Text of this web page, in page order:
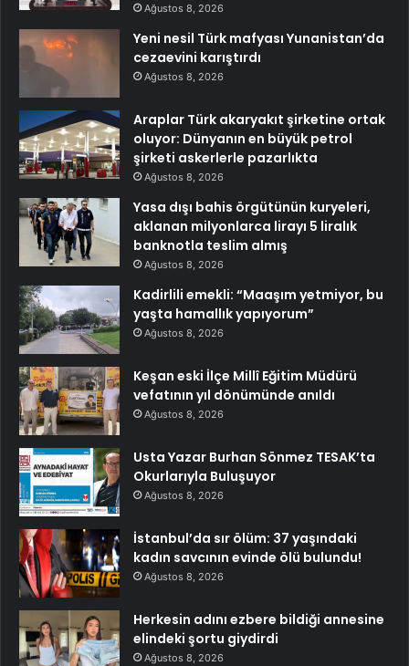
Ağustos 8, 2026
Yeni nesil Türk mafyası Yunanistan’da
cezaevini karıştırdı
Ağustos 8, 2026
Araplar Türk akaryakıt şirketine ortak
oluyor: Dünyanın en büyük petrol
şirketi askerlerle pazarlıkta
Ağustos 8, 2026
Yasa dışı bahis örgütünün kuryeleri,
aklanan milyonlarca lirayı 5 liralık
banknotla teslim almış
Ağustos 8, 2026
Kadirlili emekli: “Maaşım yetmiyor, bu
yaşta hamallık yapıyorum”
Ağustos 8, 2026
Keşan eski İlçe Millî Eğitim Müdürü
vefatının yıl dönümünde anıldı
Ağustos 8, 2026
Usta Yazar Burhan Sönmez TESAK’ta
Okurlarıyla Buluşuyor
Ağustos 8, 2026
İstanbul’da sır ölüm: 37 yaşındaki
kadın savcının evinde ölü bulundu!
Ağustos 8, 2026
Herkesin adını ezbere bildiği annesine
elindeki şortu giydirdi
Ağustos 8, 2026